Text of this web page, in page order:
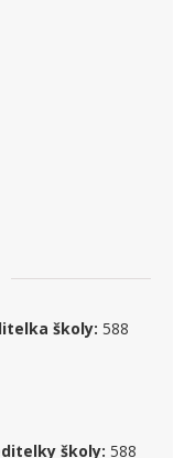
školy: 588
školy: 588